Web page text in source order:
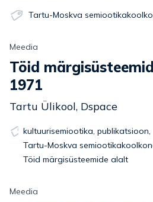
Tartu-Moskva
Meedia
Töid märgisüsteemide alalt V /
1971
Tartu Ülikool, Dspace
kultuurisemiootika, publikatsioon,
Tartu-Moskva
Töid märgisüsteemide alalt
Meedia